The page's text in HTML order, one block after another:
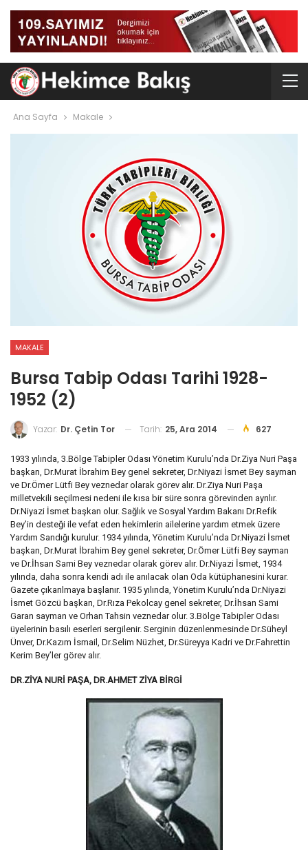
Ana Sayfa Makale
MAKALE
Bursa Tabip Odası Tarihi 1928-
1952 (2)
Yazar: Dr. Çetin Tor Tarih: 25, Ara 2014 627
1933 yılında, 3.Bölge Tabipler Odası Yönetim Kurulu’nda Dr.Ziya Nuri Paşa
başkan, Dr.Murat İbrahim Bey genel sekreter, Dr.Niyazi İsmet Bey sayman
ve Dr.Ömer Lütfi Bey veznedar olarak görev alır. Dr.Ziya Nuri Paşa
milletvekili seçilmesi nedeni ile kısa bir süre sonra görevinden ayrılır.
Dr.Niyazi İsmet başkan olur. Sağlık ve Sosyal Yardım Bakanı Dr.Refik
Bey’in desteği ile vefat eden hekimlerin ailelerine yardım etmek üzere
Yardım Sandığı kurulur. 1934 yılında, Yönetim Kurulu’nda Dr.Niyazi İsmet
başkan, Dr.Murat İbrahim Bey genel sekreter, Dr.Ömer Lütfi Bey sayman
ve Dr.İhsan Sami Bey veznedar olarak görev alır. Dr.Niyazi İsmet, 1934
yılında, daha sonra kendi adı ile anılacak olan Oda kütüphanesini kurar.
Gazete çıkarılmaya başlanır. 1935 yılında, Yönetim Kurulu’nda Dr.Niyazi
İsmet Gözcü başkan, Dr.Rıza Pekolcay genel sekreter, Dr.İhsan Sami
Garan sayman ve Orhan Tahsin veznedar olur. 3.Bölge Tabipler Odası
üyelerinin basılı eserleri sergilenir. Serginin düzenlenmesinde Dr.Süheyl
Ünver, Dr.Kazım İsmail, Dr.Selim Nüzhet, Dr.Süreyya Kadri ve Dr.Fahrettin
Kerim Bey’ler görev alır.
DR.ZİYA NURİ PAŞA, DR.AHMET ZİYA BİRGİ